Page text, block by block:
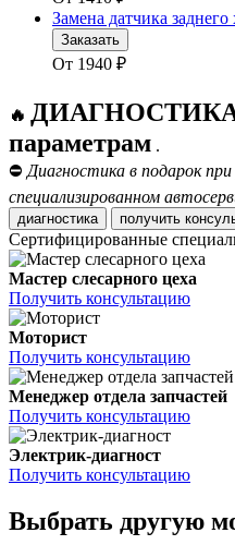
Замена датчика заднего
Заказать
От 1940 ₽
🔥 ДИАГНОСТИКА
параметрам .
⛔ Диагностика в подарок
специализированном
диагностика получить
Сертифицированные
Мастер слесарного цеха
Получить консультацию
Моторист
Получить консультацию
Менеджер отдела запчастей
Получить консультацию
Электрик-диагност
Получить консультацию
Выбрать другую